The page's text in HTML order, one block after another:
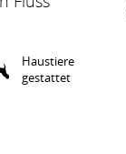
Haustiere
gestattet